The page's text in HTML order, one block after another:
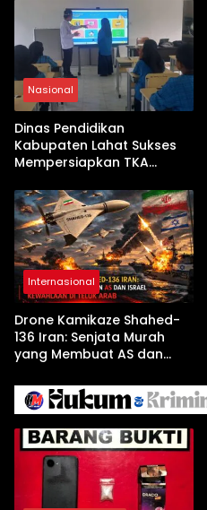
Nasional
Dinas Pendidikan
Kabupaten Lahat Sukses
Mempersiapkan TKA
Pembekalan Latihan Soal
Tanpa Internet
Internasional
Drone Kamikaze Shahed-
136 Iran: Senjata Murah
yang Membuat AS dan
Arab